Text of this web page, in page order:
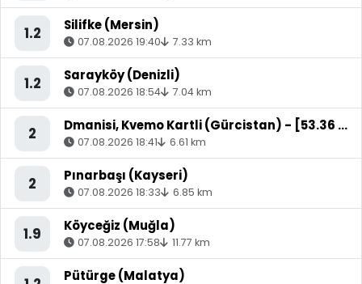
1.2 Silifke (Mersin)
07.08.2026 19:40 7.33 km
1.2 Sarayköy (Denizli)
07.08.2026 18:54 7.04 km
2 Dmanisi, Kvemo Kartli (Gürcistan) - [53.36 km] Akyaka (Kars)
07.08.2026 18:41 6.61 km
2 Pınarbaşı (Kayseri)
07.08.2026 18:33 6.85 km
1.9 Köyceğiz (Muğla)
07.08.2026 17:58 11.77 km
Pütürge (Malatya)